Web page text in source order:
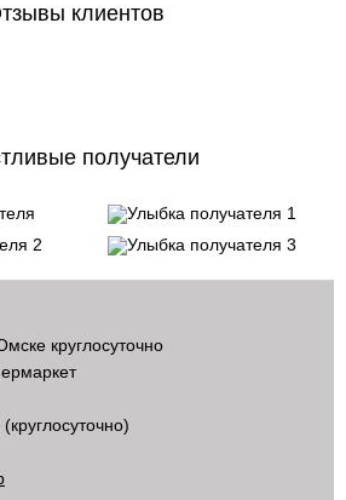
клиентов
получатели
(круглосуточно)